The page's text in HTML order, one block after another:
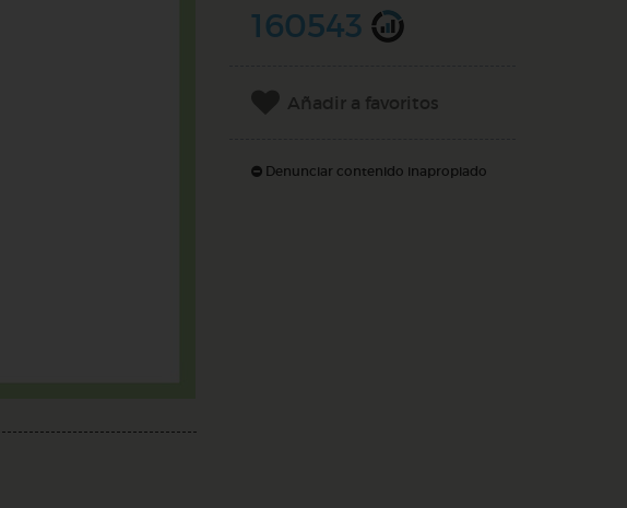
160543
Añadir a favoritos
Denunciar contenido inapropiado